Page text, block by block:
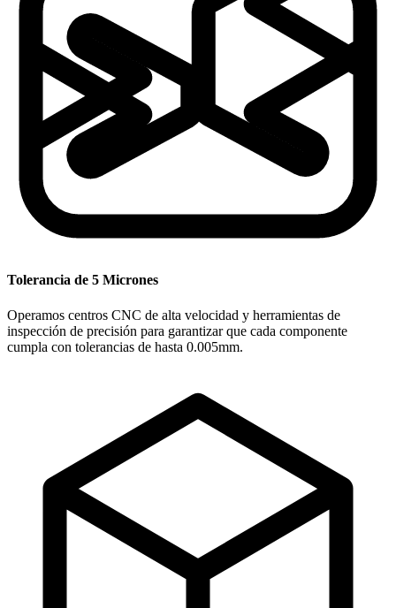
Tolerancia de 5 Micrones
Operamos centros CNC de alta velocidad y herramientas de
inspección de precisión para garantizar que cada componente
cumpla con tolerancias de hasta 0.005mm.